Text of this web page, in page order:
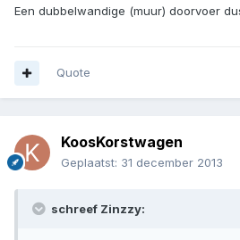
Een dubbelwandige (muur) doorvoer
Quote
KoosKorstwagen
Geplaatst: 31 december 2013
schreef Zinzzy: